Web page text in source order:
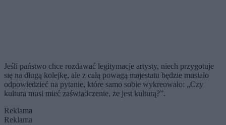
Jeśli państwo chce rozdawać legitymacje artysty, niech przygotuje
się na długą kolejkę, ale z całą powagą majestatu będzie musiało
odpowiedzieć na pytanie, które samo sobie wykreowało: „Czy
kultura musi mieć zaświadczenie, że jest kulturą?”.
Reklama
Reklama